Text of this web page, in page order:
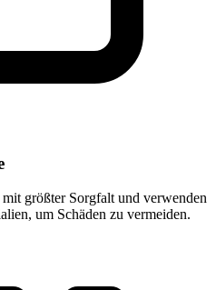
größter Sorgfalt und verwenden
um Schäden zu vermeiden.